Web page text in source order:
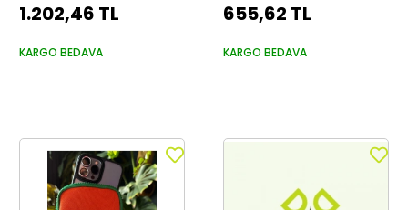
1.202,46 TL
KARGO BEDAVA
655,62 TL
KARGO BEDAVA